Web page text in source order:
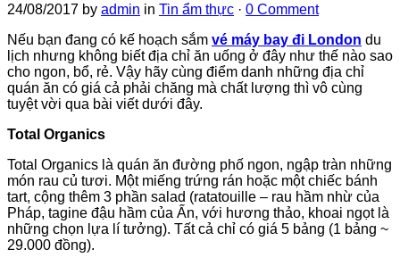
24/08/2017 by admin in Tin ẩm thực · 0 Comment
Nếu bạn đang có kế hoạch sắm vé máy bay đi London du
lịch nhưng không biết địa chỉ ăn uống ở đây như thế nào sao
cho ngon, bổ, rẻ. Vậy hãy cùng điểm danh những địa chỉ
quán ăn có giá cả phải chăng mà chất lượng thì vô cùng
tuyệt vời qua bài viết dưới đây.
Total Organics
Total Organics là quán ăn đường phố ngon, ngập tràn những
món rau củ tươi. Một miếng trứng rán hoặc một chiếc bánh
tart, cộng thêm 3 phần salad (ratatouille – rau hầm nhừ của
Pháp, tagine đậu hầm của Ấn, với hương thảo, khoai ngọt là
những chọn lựa lí tưởng). Tất cả chỉ có giá 5 bảng (1 bảng ~
29.000 đồng).